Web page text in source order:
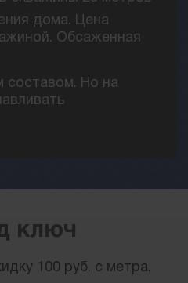
дома. Цена
Обсаженная
составом. Но на
ключ
100 руб. с метра.